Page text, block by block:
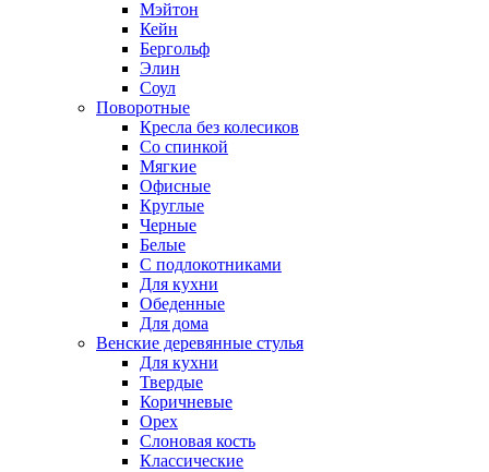
Мэйтон
Кейн
Бергольф
Элин
Соул
Поворотные
Кресла без колесиков
Со спинкой
Мягкие
Офисные
Круглые
Черные
Белые
С подлокотниками
Для кухни
Обеденные
Для дома
Венские деревянные стулья
Для кухни
Твердые
Коричневые
Орех
Слоновая кость
Классические